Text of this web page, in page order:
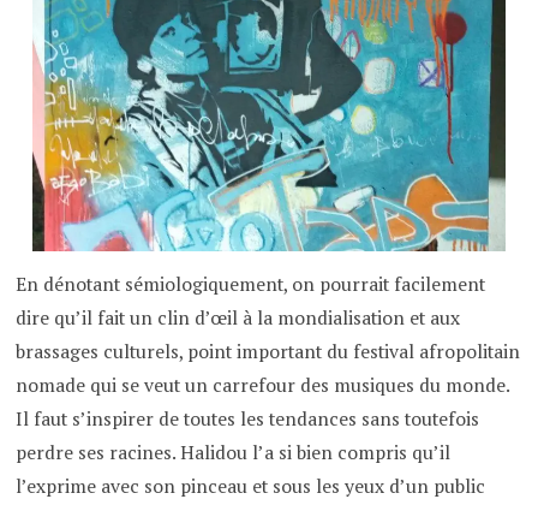
En dénotant sémiologiquement, on pourrait facilement
dire qu’il fait un clin d’œil à la mondialisation et aux
brassages culturels, point important du festival afropolitain
nomade qui se veut un carrefour des musiques du monde.
Il faut s’inspirer de toutes les tendances sans toutefois
perdre ses racines. Halidou l’a si bien compris qu’il
l’exprime avec son pinceau et sous les yeux d’un public